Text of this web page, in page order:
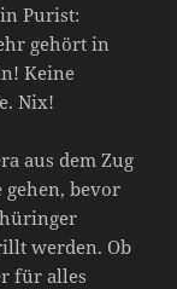
Purist:
gehört in
Keine
Nix!
aus dem Zug
gehen, bevor
werden. Ob
für alles